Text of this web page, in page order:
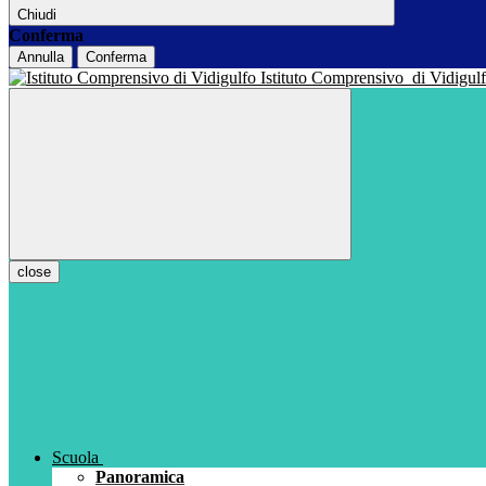
Chiudi
Conferma
Annulla Conferma
Istituto Comprensivo di
close
Scuola
Panoramica